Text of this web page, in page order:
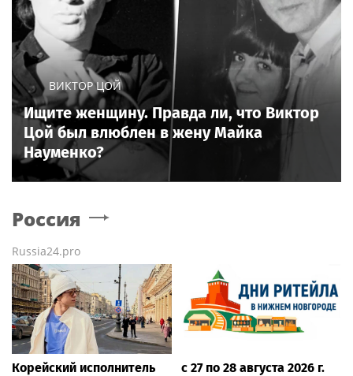
ВИКТОР ЦОЙ
Ищите женщину. Правда ли, что Виктор
Цой был влюблен в жену Майка
Науменко?
Россия
Russia24.pro
Корейский исполнитель
с 27 по 28 августа 2026 г.